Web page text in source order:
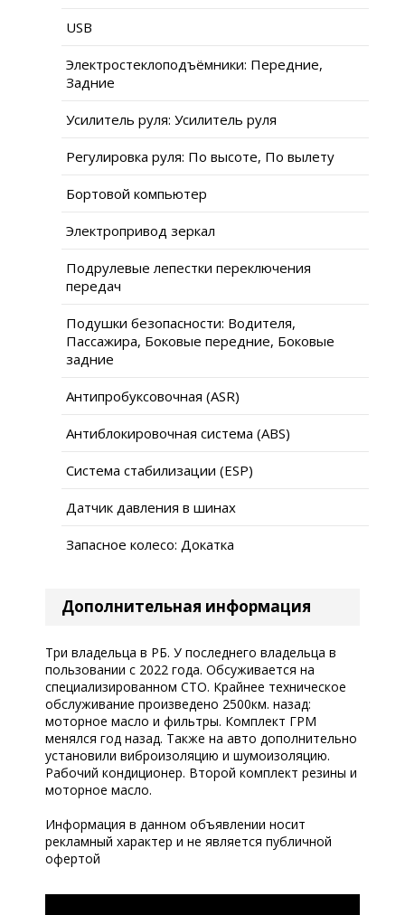
USB
Электростеклоподъёмники: Передние,
Задние
Усилитель руля: Усилитель руля
Регулировка руля: По высоте, По вылету
Бортовой компьютер
Электропривод зеркал
Подрулевые лепестки переключения
передач
Подушки безопасности: Водителя,
Пассажира, Боковые передние, Боковые
задние
Антипробуксовочная (ASR)
Антиблокировочная система (ABS)
Система стабилизации (ESP)
Датчик давления в шинах
Запасное колесо: Докатка
Дополнительная информация
Три владельца в РБ. У последнего владельца в
пользовании с 2022 года. Обсуживается на
специализированном СТО. Крайнее техническое
обслуживание произведено 2500км. назад:
моторное масло и фильтры. Комплект ГРМ
менялся год назад. Также на авто дополнительно
установили виброизоляцию и шумоизоляцию.
Рабочий кондиционер. Второй комплект резины и
моторное масло.
Информация в данном объявлении носит
рекламный характер и не является публичной
офертой